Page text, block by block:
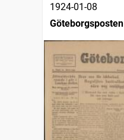
1924-01-08
Göteborgsposten